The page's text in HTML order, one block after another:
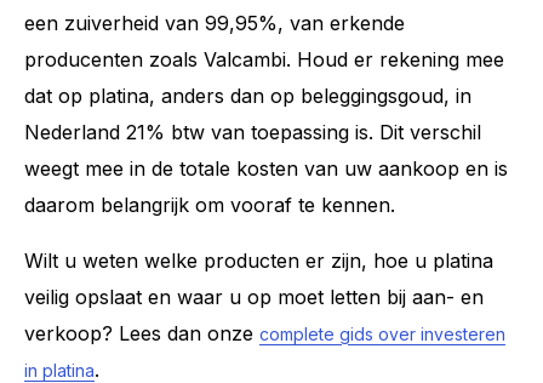
een zuiverheid van 99,95%, van erkende
producenten zoals Valcambi. Houd er rekening mee
dat op platina, anders dan op beleggingsgoud, in
Nederland 21% btw van toepassing is. Dit verschil
weegt mee in de totale kosten van uw aankoop en is
daarom belangrijk om vooraf te kennen.
Wilt u weten welke producten er zijn, hoe u platina
veilig opslaat en waar u op moet letten bij aan- en
verkoop? Lees dan onze complete gids over investeren
in platina.